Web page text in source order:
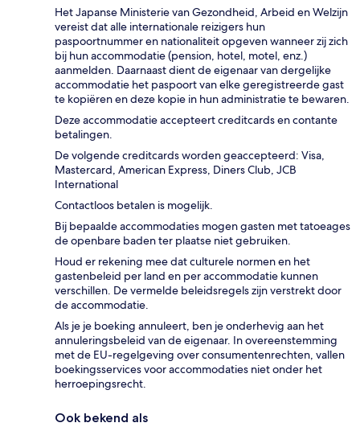
Het Japanse Ministerie van Gezondheid, Arbeid en Welzijn
vereist dat alle internationale reizigers hun
paspoortnummer en nationaliteit opgeven wanneer zij zich
bij hun accommodatie (pension, hotel, motel, enz.)
aanmelden. Daarnaast dient de eigenaar van dergelijke
accommodatie het paspoort van elke geregistreerde gast
te kopiëren en deze kopie in hun administratie te bewaren.
Deze accommodatie accepteert creditcards en contante
betalingen.
De volgende creditcards worden geaccepteerd: Visa,
Mastercard, American Express, Diners Club, JCB
International
Contactloos betalen is mogelijk.
Bij bepaalde accommodaties mogen gasten met tatoeages
de openbare baden ter plaatse niet gebruiken.
Houd er rekening mee dat culturele normen en het
gastenbeleid per land en per accommodatie kunnen
verschillen. De vermelde beleidsregels zijn verstrekt door
de accommodatie.
Als je je boeking annuleert, ben je onderhevig aan het
annuleringsbeleid van de eigenaar. In overeenstemming
met de EU-regelgeving over consumentenrechten, vallen
boekingsservices voor accommodaties niet onder het
herroepingsrecht.
Ook bekend als